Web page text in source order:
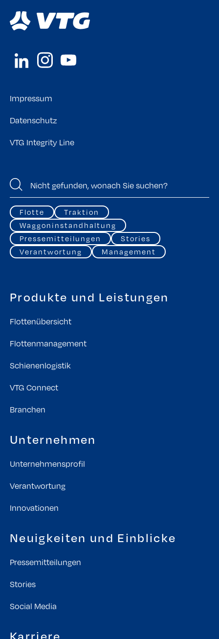
Impressum
Datenschutz
VTG Integrity Line
Flotte
Traktion
Waggoninstandhaltung
Pressemitteilungen
Stories
Verantwortung
Management
Produkte und Leistungen
Flottenübersicht
Flottenmanagement
Schienenlogistik
VTG Connect
Branchen
Unternehmen
Unternehmensprofil
Verantwortung
Innovationen
Neuigkeiten und Einblicke
Pressemitteilungen
Stories
Social Media
Karriere